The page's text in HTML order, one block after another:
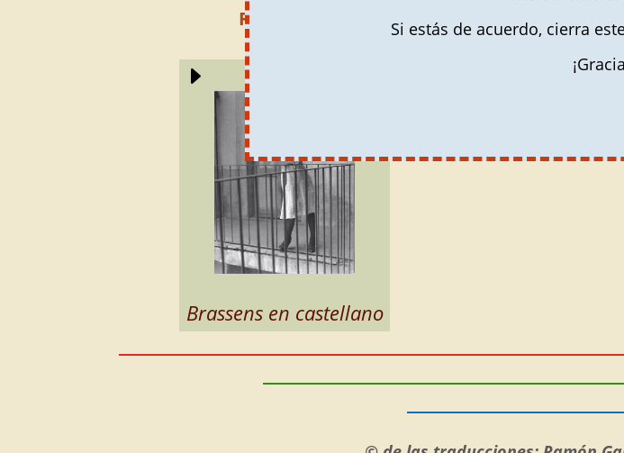
Recomendación : por las características de
E
Brassens en castellano
Si estás de acuerdo, cierra